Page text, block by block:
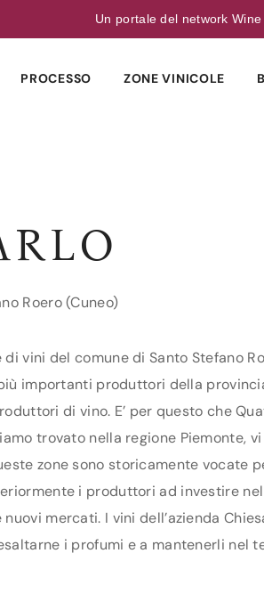
Un portale del network
PROCESSO ZONE VINICOLE
Roero (Cuneo)
vini del comune di Santo Stefano
importanti produttori della
di vino. E’ per questo che
trovato nella regione Piemonte,
zone sono storicamente
i produttori ad investire
mercati. I vini dell’azienda
i profumi e a mantenerli nel